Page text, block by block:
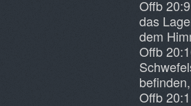
Offb
das
dem
Offb
Offb